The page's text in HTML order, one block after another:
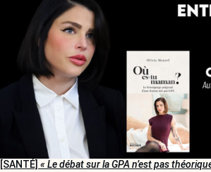
[SANTÉ] « Le débat sur la GPA n’est pas